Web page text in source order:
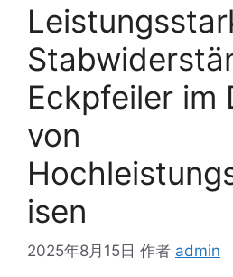
Eckpfeiler im
von
isen
2025年8月15日 作者 admin